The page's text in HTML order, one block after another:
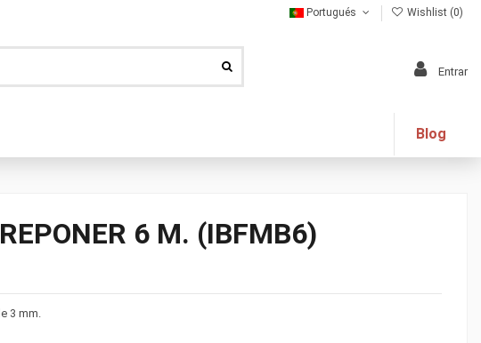
Portugués Wishlist (0)
Entrar
Blog
6 M. (IBFMB6)
3 mm.